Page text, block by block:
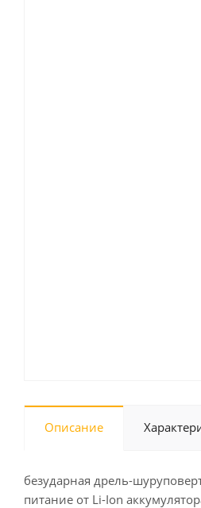
Описание
безударная дрель-
питание от Li-Ion